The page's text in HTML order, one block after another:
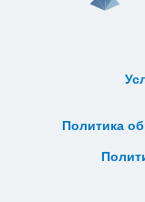
Политика